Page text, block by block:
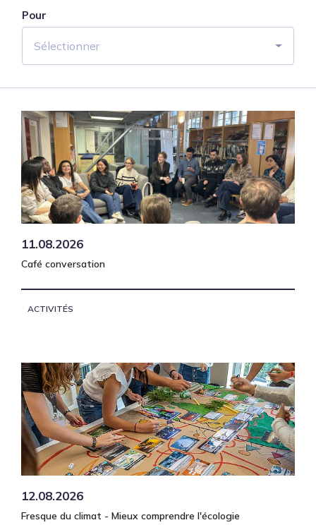
Pour
Sélectionner
11.08.2026
Café conversation
ACTIVITÉS
12.08.2026
Fresque du climat - Mieux comprendre l'écologie